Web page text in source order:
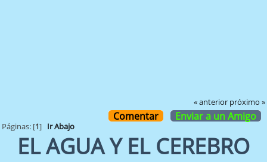
« anterior próximo »
Comentar Enviar a un Amigo
Páginas: [1] Ir Abajo
EL AGUA Y EL CEREBRO